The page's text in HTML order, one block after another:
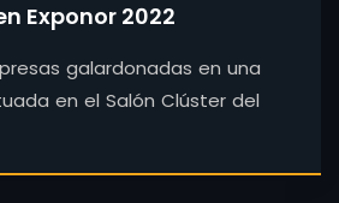
Exponor 2022
galardonadas en una
en el Salón Clúster del